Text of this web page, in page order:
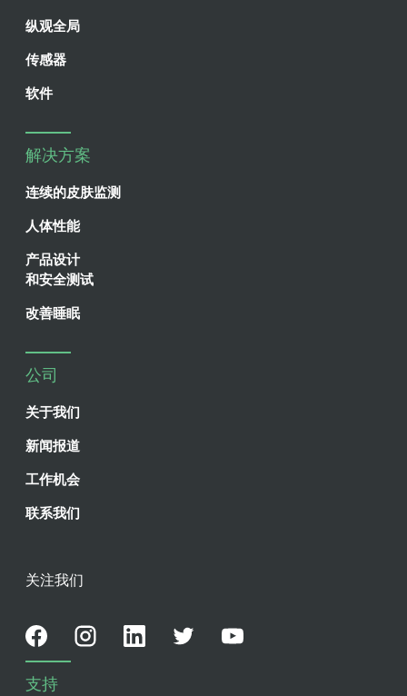
纵观全局
传感器
软件
解决方案
连续的皮肤监测
人体性能
产品设计
和安全测试
改善睡眠
公司
关于我们
新闻报道
工作机会
联系我们
关注我们
支持